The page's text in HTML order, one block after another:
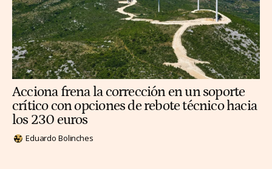
Acciona frena la corrección en un soporte
crítico con opciones de rebote técnico hacia
los 230 euros
Eduardo Bolinches